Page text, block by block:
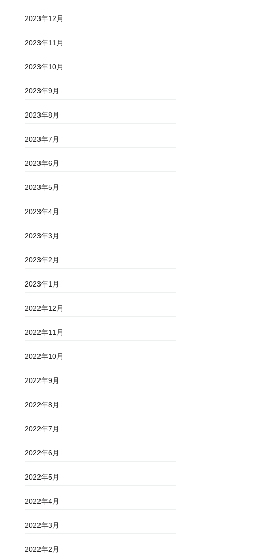
2023年12月
2023年11月
2023年10月
2023年9月
2023年8月
2023年7月
2023年6月
2023年5月
2023年4月
2023年3月
2023年2月
2023年1月
2022年12月
2022年11月
2022年10月
2022年9月
2022年8月
2022年7月
2022年6月
2022年5月
2022年4月
2022年3月
2022年2月